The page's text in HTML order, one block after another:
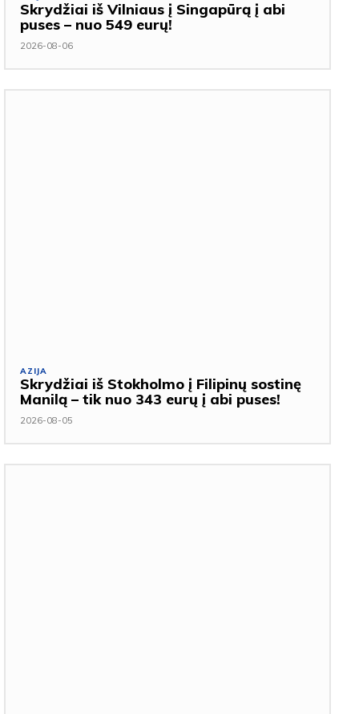
Skrydžiai iš Vilniaus į Singapūrą į abi
puses – nuo 549 eurų!
2026-08-06
AZIJA
Skrydžiai iš Stokholmo į Filipinų sostinę
Manilą – tik nuo 343 eurų į abi puses!
2026-08-05